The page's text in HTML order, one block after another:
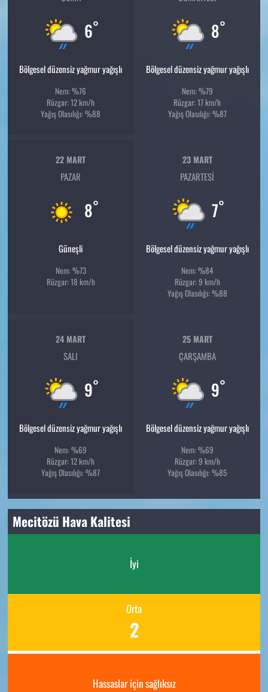
6°
Bölgesel düzensiz yağmur yağışlı
Nem: %76
Rüzgar: 12 km/h
Yağış Olasılığı: %88
8°
Bölgesel düzensiz yağmur yağışlı
Nem: %79
Rüzgar: 17 km/h
Yağış Olasılığı: %87
22 MART
PAZAR
8°
Güneşli
Nem: %73
Rüzgar: 18 km/h
23 MART
PAZARTESI
7°
Bölgesel düzensiz yağmur yağışlı
Nem: %84
Rüzgar: 9 km/h
Yağış Olasılığı: %88
24 MART
SALI
9°
Bölgesel düzensiz yağmur yağışlı
Nem: %69
Rüzgar: 12 km/h
Yağış Olasılığı: %87
25 MART
ÇARŞAMBA
9°
Bölgesel düzensiz yağmur yağışlı
Nem: %69
Rüzgar: 9 km/h
Yağış Olasılığı: %85
Mecitözü Hava Kalitesi
İyi
Orta
2
Hassaslar için sağlıksız